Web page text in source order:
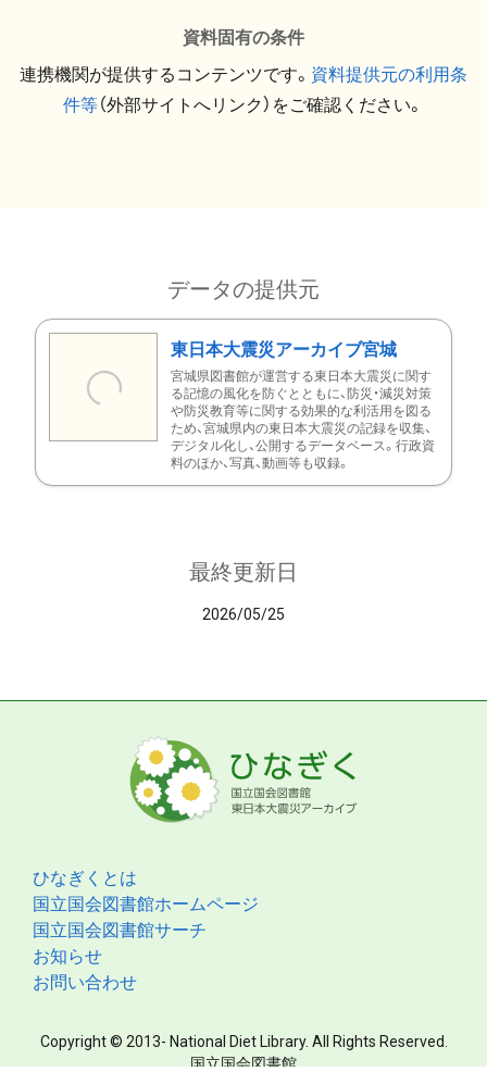
資料固有の条件
連携機関が提供するコンテンツです。 資料提供元の利用条
件等（外部サイトへリンク）をご確認ください。
データの提供元
東日本大震災アーカイブ宮城
宮城県図書館が運営する東日本大震災に関す
る記憶の風化を防ぐとともに、防災・減災対策
や防災教育等に関する効果的な利活用を図る
ため、宮城県内の東日本大震災の記録を収集、
デジタル化し、公開するデータベース。行政資
料のほか、写真、動画等も収録。
最終更新日
2026/05/25
ひなぎくとは
国立国会図書館ホームページ
国立国会図書館サーチ
お知らせ
お問い合わせ
Copyright © 2013- National Diet Library. All Rights Reserved.